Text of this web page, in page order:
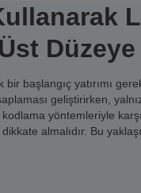
Düzeye
başlangıç yatırımı
geliştirirken,
yöntemleriyle
almalıdır. Bu